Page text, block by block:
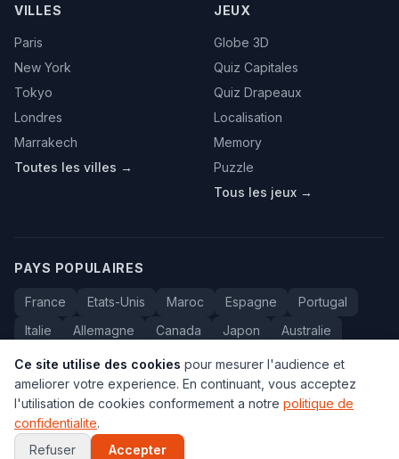
VILLES
Paris
New York
Tokyo
Londres
Marrakech
Toutes les villes →
JEUX
Globe 3D
Quiz Capitales
Quiz Drapeaux
Localisation
Memory
Puzzle
Tous les jeux →
PAYS POPULAIRES
France Etats-Unis Maroc Espagne
Portugal
Italie
Allemagne Canada Japon
Australie
Bresil
Algerie Tunisie Belgique Drapeaux
© 2005-2026 Carte du Monde. Tous droits reserves.
•Contact Confidentialite
Ce site utilise des cookies pour mesurer l'audience et
ameliorer votre experience. En continuant, vous acceptez
l'utilisation de cookies conformement a notre politique de
confidentialite.
Refuser
Accepter